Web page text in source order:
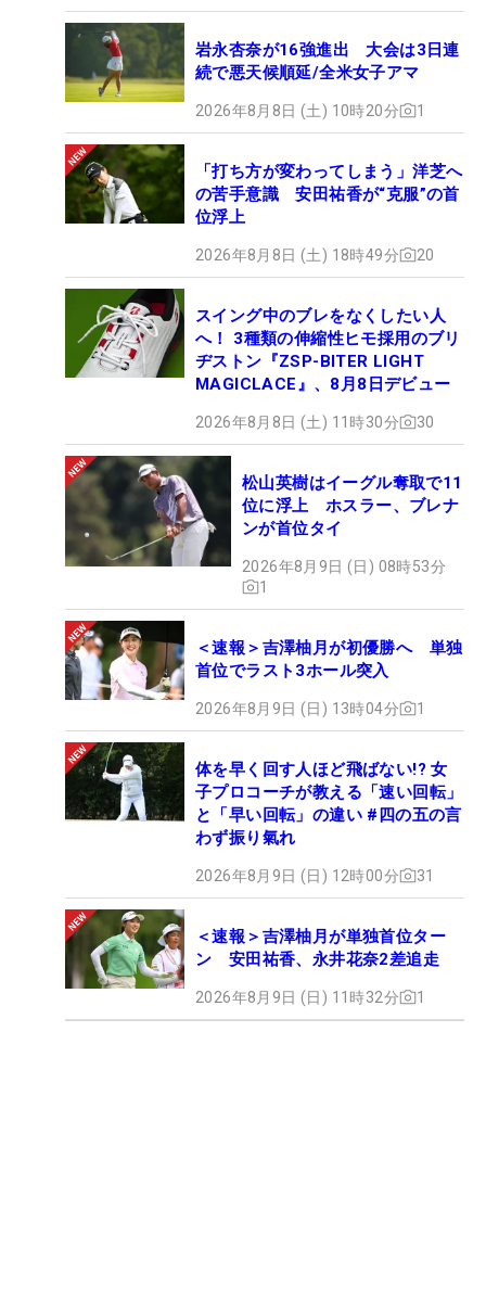
岩永杏奈が16強進出 大会は3日連
続で悪天候順延/全米女子アマ
2026年8月8日 (土) 10時20分 1
「打ち方が変わってしまう」洋芝へ
の苦手意識 安田祐香が“克服”の首
位浮上
2026年8月8日 (土) 18時49分 20
スイング中のブレをなくしたい人
へ！ 3種類の伸縮性ヒモ採用のブリ
ヂストン『ZSP-BITER LIGHT
MAGICLACE』、8月8日デビュー
2026年8月8日 (土) 11時30分 30
松山英樹はイーグル奪取で11
位に浮上 ホスラー、ブレナ
ンが首位タイ
2026年8月9日 (日) 08時53分
1
＜速報＞吉澤柚月が初優勝へ 単独
首位でラスト3ホール突入
2026年8月9日 (日) 13時04分 1
体を早く回す人ほど飛ばない!? 女
子プロコーチが教える「速い回転」
と「早い回転」の違い #四の五の言
わず振り氣れ
2026年8月9日 (日) 12時00分 31
＜速報＞吉澤柚月が単独首位ター
ン 安田祐香、永井花奈2差追走
2026年8月9日 (日) 11時32分 1